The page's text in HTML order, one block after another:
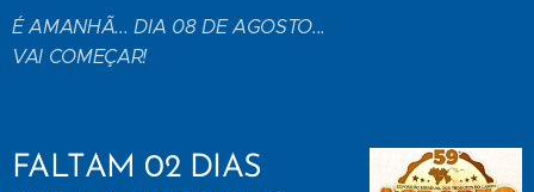
É AMANHÃ... DIA 08 DE AGOSTO...
VAI COMEÇAR!
FALTAM 02 DIAS